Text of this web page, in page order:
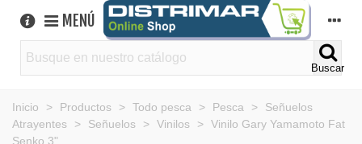
MENÚ
Buscar
Inicio > Productos > Todo pesca > Pesca >
Señuelos
Atrayentes
> Señuelos > Vinilos > Vinilo Gary Yamamoto Fat
Senko 3"